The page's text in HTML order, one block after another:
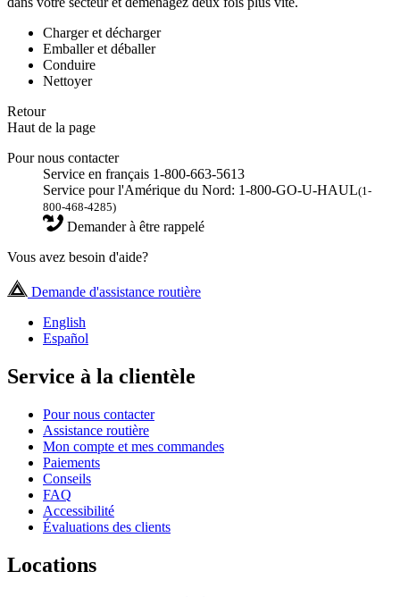
Charger et décharger
Emballer et déballer
Conduire
Nettoyer
Retour
Haut de la page
Pour nous contacter
Service en français 1-800-663-5613
Service pour l'Amérique du Nord: 1-800-GO-U-HAUL(1-
800-468-4285)
Demander à être rappelé
Vous avez besoin d'aide?
Demande d'assistance routière
English
Español
Service à la clientèle
Pour nous contacter
Assistance routière
Mon compte et mes commandes
Paiements
Conseils
FAQ
Accessibilité
Évaluations des clients
Locations